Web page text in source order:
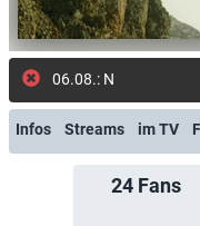
06.08.: Neue Folge:
Infos Streams im TV
24Fans